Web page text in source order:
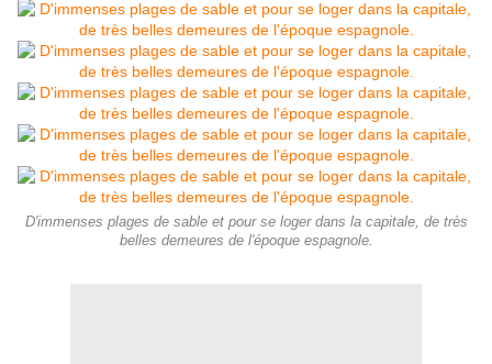
D'immenses plages de sable et pour se loger dans la capitale, de très
belles demeures de l'époque espagnole.